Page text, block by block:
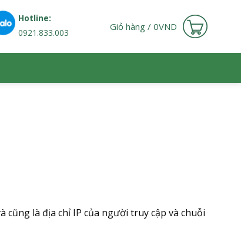
Hotline:
0921.833.003
Giỏ hàng /0VND
là địa chỉ IP của người truy cập và chuỗi